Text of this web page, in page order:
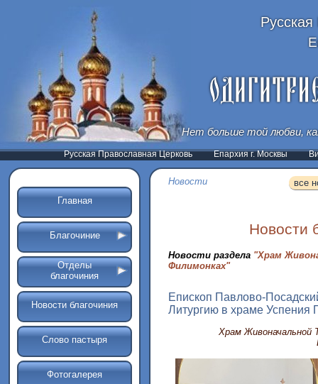
Нет больше той любви,
Русская Православная Церковь Епархия г. Москвы
Главная
Благочиние
Отделы
благочиния
Новости благочиния
Слово пастыря
Фотогалерея
Новости все
Новости
Новости раздела "Храм
Филимонках"
Епископ Павлово-
Литургию в храме Успения
Храм Живоначальной